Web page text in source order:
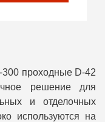
проходные D-42
решение для
и отделочных
используются на